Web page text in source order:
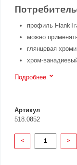
профиль
можно
глянцевая
хром-
Подробнее
Артикул
518.0852
< >